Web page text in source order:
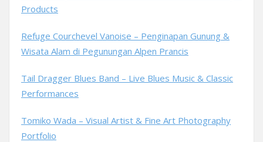
Products
Refuge Courchevel Vanoise – Penginapan Gunung &
Wisata Alam di Pegunungan Alpen Prancis
Tail Dragger Blues Band – Live Blues Music & Classic
Performances
Tomiko Wada – Visual Artist & Fine Art Photography
Portfolio